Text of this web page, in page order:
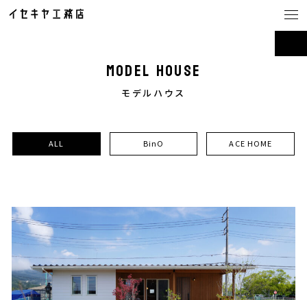
LINE UP 商品ラインナップ
・ACE HOME
・YUIE
・注文住宅・店舗
・茨城県の注文住宅
・つくば市の注文住宅
MODEL HOUSE
モデルハウス
ALL BinO ACE HOME